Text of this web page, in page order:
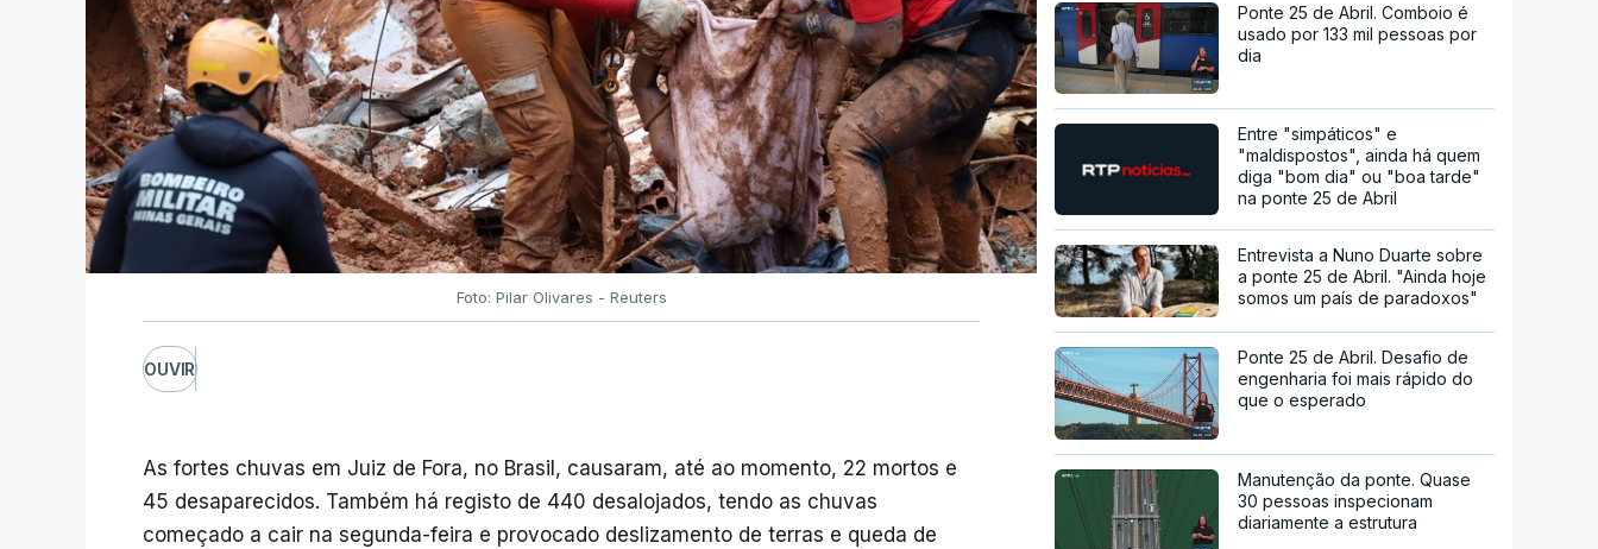
Foto: Pilar Olivares - Reuters
OUVIR
As fortes chuvas em Juiz de Fora, no Brasil, causaram, até ao momento, 22 mortos e
45 desaparecidos. Também há registo de 440 desalojados, tendo as chuvas
começado a cair na segunda-feira e provocado deslizamento de terras e queda de
Ponte 25 de Abril. Comboio é
usado por 133 mil pessoas por
dia
Entre "simpáticos" e
"maldispostos", ainda há quem
diga "bom dia" ou "boa tarde"
na ponte 25 de Abril
Entrevista a Nuno Duarte sobre
a ponte 25 de Abril. "Ainda hoje
somos um país de paradoxos"
Ponte 25 de Abril. Desafio de
engenharia foi mais rápido do
que o esperado
Manutenção da ponte. Quase
30 pessoas inspecionam
diariamente a estrutura